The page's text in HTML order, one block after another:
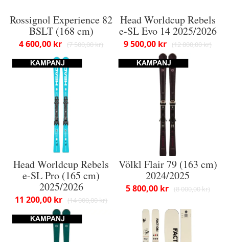
Rossignol Experience 82
BSLT (168 cm)
7 500,00 kr
4 600,00 kr
Head Worldcup Rebels
e-SL Evo 14 2025/2026
12 800,00 kr
9 500,00 kr
Head Worldcup Rebels
e-SL Pro (165 cm)
2025/2026
14 000,00 kr
11 200,00 kr
Völkl Flair 79 (163 cm)
2024/2025
8 000,00 kr
5 800,00 kr